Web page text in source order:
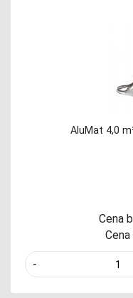
AluMat 4,0
Cena
Cena
-